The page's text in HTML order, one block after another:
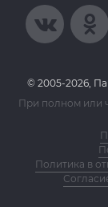
© 2005-2026,
При полном или
Политика в